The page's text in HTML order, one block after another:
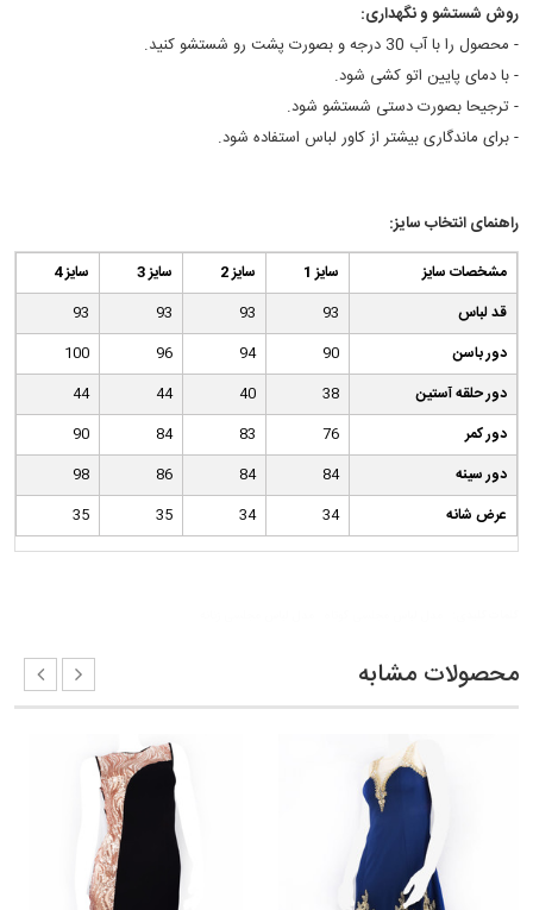
روش شستشو و نگهداری:
- محصول را با آب 30 درجه و بصورت پشت رو شستشو کنید.
- با دمای پایین اتو کشی شود.
- ترجیحا بصورت دستی شستشو شود.
- برای ماندگاری بیشتر از کاور لباس استفاده شود.
راهنمای انتخاب سایز:
سایز 4 سایز 3 سایز 2 سایز 1
مشخصات سایز
93
93 93 93
قد لباس
100
96 94 90
دور باسن
44
44 40 38
دور حلقه آستین
90
84 83 76
دور کمر
98
86 84 84
دور سینه
35
35 34 34 عرض شانه
محصولات مشابه